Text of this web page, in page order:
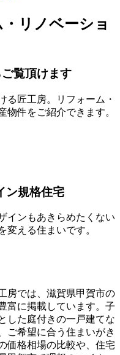
覧頂けます
る匠工房。リフォーム・
物件をご紹介できます。
ン規格住宅
インもあきらめたくない
変える住まいです。
房では、滋賀県甲賀市の
富に掲載しています。子
した庭付きの一戸建てな
ご希望に合う住まいがき
価格相場の比較や、住宅